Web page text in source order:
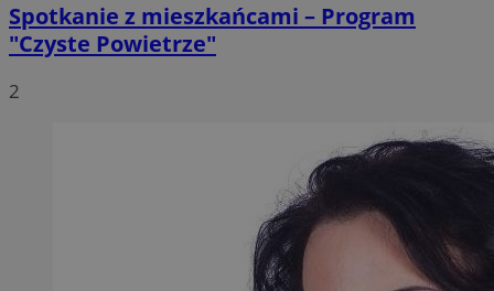
Spotkanie z mieszkańcami – Program
"Czyste Powietrze"
2